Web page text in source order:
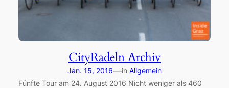
CityRadeln Archiv
Jan. 15, 2016—in Allgemein
Fünfte Tour am 24. August 2016 Nicht weniger als 460